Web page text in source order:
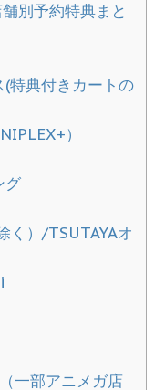
別予約特典まと
(特典付きカートの
）
グ
く）/TSUTAYAオ
一部アニメガ店